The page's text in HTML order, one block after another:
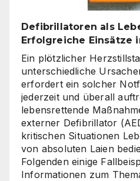
Defibrillatoren als
Erfolgreiche Einsätze
Ein plötzlicher
unterschiedliche
erfordert ein solcher
jederzeit und überall
lebensrettende
externer Defibrillator
kritischen Situationen
von absoluten Laien
Folgenden einige
Informationen zum